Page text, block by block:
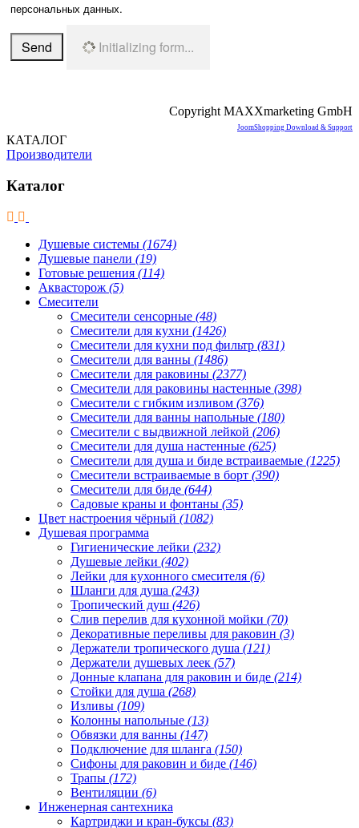
персональных данных.
Send Initializing form...
Copyright MAXXmarketing GmbH
JoomShopping Download & Support
КАТАЛОГ
Производители
Каталог
Душевые системы (1674)
Душевые панели (19)
Готовые решения (114)
Аквасторож (5)
Смесители
Смесители сенсорные (48)
Смесители для кухни (1426)
Смесители для кухни под фильтр (831)
Смесители для ванны (1486)
Смесители для раковины (2377)
Смесители для раковины настенные (398)
Смесители с гибким изливом (376)
Смесители для ванны напольные (180)
Смесители с выдвижной лейкой (206)
Смесители для душа настенные (625)
Смесители для душа и биде встраиваемые (1225)
Смесители встраиваемые в борт (390)
Смесители для биде (644)
Садовые краны и фонтаны (35)
Цвет настроения чёрный (1082)
Душевая программа
Гигиенические лейки (232)
Душевые лейки (402)
Лейки для кухонного смесителя (6)
Шланги для душа (243)
Тропический душ (426)
Слив перелив для кухонной мойки (70)
Декоративные переливы для раковин (3)
Держатели тропического душа (121)
Держатели душевых леек (57)
Донные клапана для раковин и биде (214)
Стойки для душа (268)
Изливы (109)
Колонны напольные (13)
Обвязки для ванны (147)
Подключение для шланга (150)
Сифоны для раковин и биде (146)
Трапы (172)
Вентиляции (6)
Инженерная сантехника
Картриджи и кран-буксы (83)